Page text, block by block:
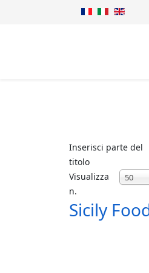
Inserisci parte del
titolo
Visualizza
n.
50
Sicily